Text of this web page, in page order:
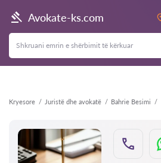
Avokate-ks.com
Kryesore Juristë dhe avokatë Bahrie Besimi
Kthehu